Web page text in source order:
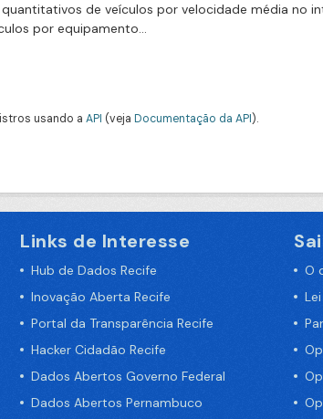
de veículos por velocidade média no
por equipamento...
usando a API (veja Documentação da API).
Links de Interesse
Hub de Dados Recife
Inovação Aberta Recife
Portal da Transparência Recife
Hacker Cidadão Recife
Dados Abertos Governo Federal
Dados Abertos Pernambuco
O